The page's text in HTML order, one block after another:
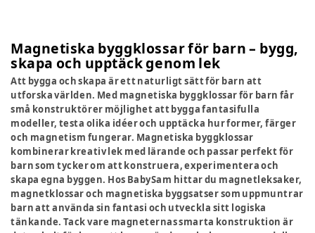
Magnetiska byggklossar för barn – bygg,
skapa och upptäck genom lek
Att bygga och skapa är ett naturligt sätt för barn att
utforska världen. Med magnetiska byggklossar för barn får
små konstruktörer möjlighet att bygga fantasifulla
modeller, testa olika idéer och upptäcka hur former, färger
och magnetism fungerar. Magnetiska byggklossar
kombinerar kreativ lek med lärande och passar perfekt för
barn som tycker om att konstruera, experimentera och
skapa egna byggen. Hos BabySam hittar du magnetleksaker,
magnetklossar och magnetiska byggsatser som uppmuntrar
barn att använda sin fantasi och utveckla sitt logiska
tänkande. Tack vare magneternas smarta konstruktion är